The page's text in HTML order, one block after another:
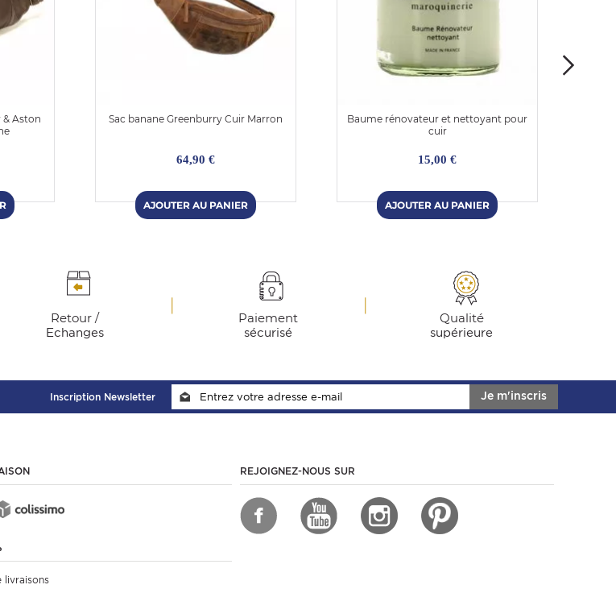
Aston
Sac banane Greenburry Cuir Marron
64,90 €
Baume rénovateur et nettoyant pour
cuir
15,00 €
Retour /
Echanges
Paiement
sécurisé
Qualité
supérieure
Je m'inscris
Inscription Newsletter
REJOIGNEZ-NOUS SUR
livraisons